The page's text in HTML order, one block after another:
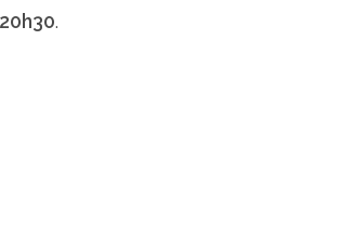
.